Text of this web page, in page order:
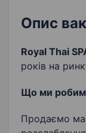
Опис
Royal Thai
років на
Що ми
Продаємо